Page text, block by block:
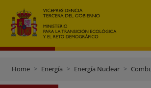
Home Energía Energía Nuclear